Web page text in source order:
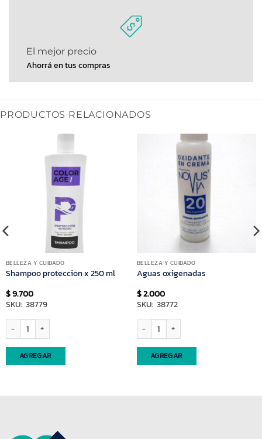
El mejor precio
Ahorrá en tus compras
PRODUCTOS RELACIONADOS
BELLEZA Y CUIDADO
Shampoo proteccion x 250 ml
$9.700
SKU: 38779
AGREGAR
BELLEZA Y CUIDADO
Aguas oxigenadas
$2.000
SKU: 38772
AGREGAR